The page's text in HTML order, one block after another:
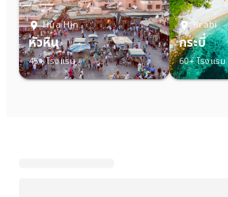
Hua Hin
หัวหิน
45+ โรงแรม
Krabi
กระบี่
60+ โรงแรม